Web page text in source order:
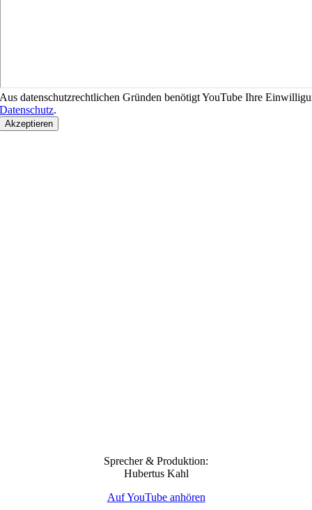
Aus datenschutzrechtlichen Gründen benötigt YouTube Ihre
Datenschutz.
Akzeptieren
Sprecher & Produktion:
Hubertus Kahl
Auf YouTube anhören